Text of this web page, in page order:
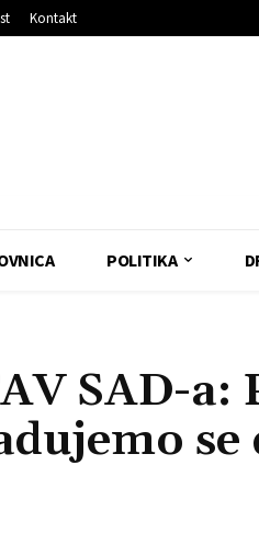
Kontakt
POLITIKA
SAD-